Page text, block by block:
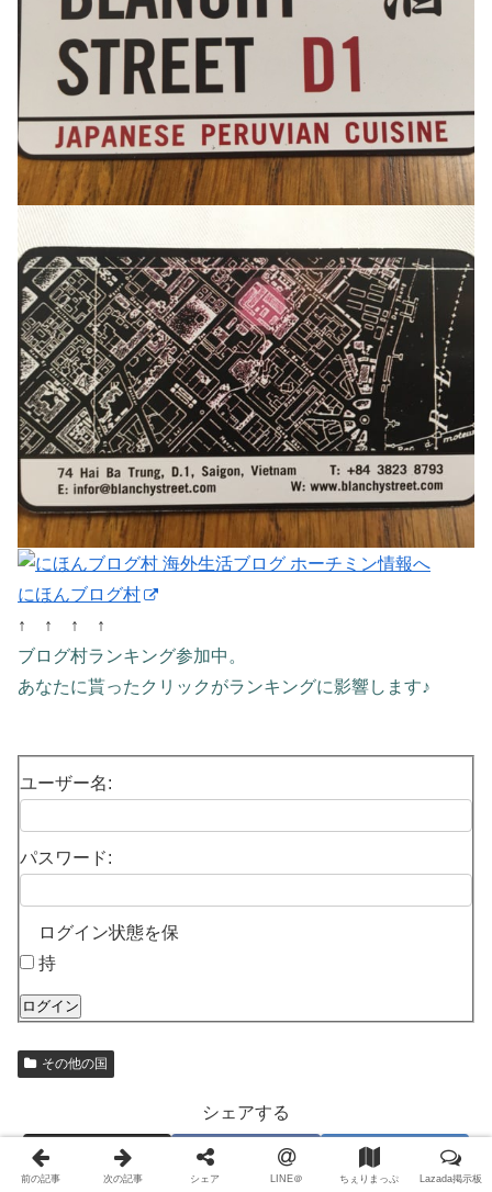
にほんブログ村
↑ ↑ ↑ ↑
ブログ村ランキング参加中。
あなたに貰ったクリックがランキングに影響します♪
ユーザー名:
パスワード:
ログイン状態を保
持
ログイン
その他の国
シェアする
Facebook
前の記事 次の記事 シェア LINE＠ ちぇりまっぷ Lazada掲示板